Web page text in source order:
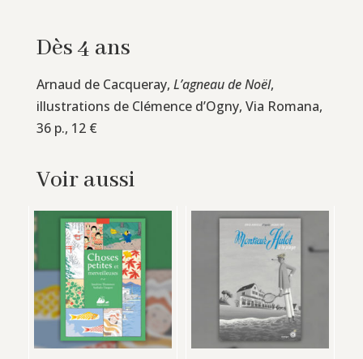
Dès 4 ans
Arnaud de Cacqueray, L’agneau de Noël,
illustrations de Clémence d’Ogny, Via Romana,
36 p., 12 €
Voir aussi